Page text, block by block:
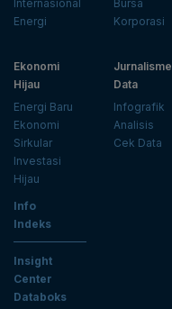
Internasional
Energi
Bursa
Korporasi
Ekonomi
Hijau
Energi Baru
Ekonomi
Sirkular
Investasi
Hijau
Jurnalisme
Data
Infografik
Analisis
Cek Data
Info
Indeks
Insight
Center
Databoks